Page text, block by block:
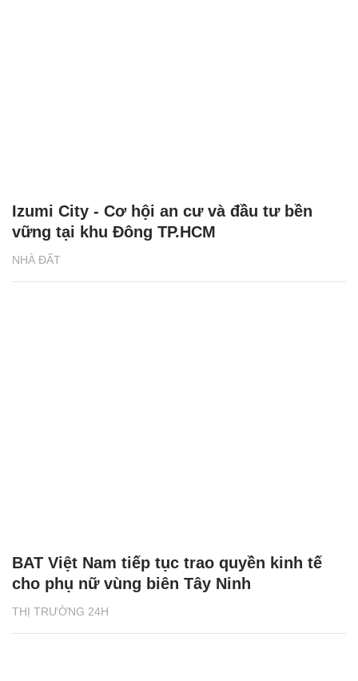
NHÀ ĐẤT
Izumi City - Cơ hội an cư và đầu tư bền
vững tại khu Đông TP.HCM
THỊ TRƯỜNG 24H
BAT Việt Nam tiếp tục trao quyền kinh tế
cho phụ nữ vùng biên Tây Ninh